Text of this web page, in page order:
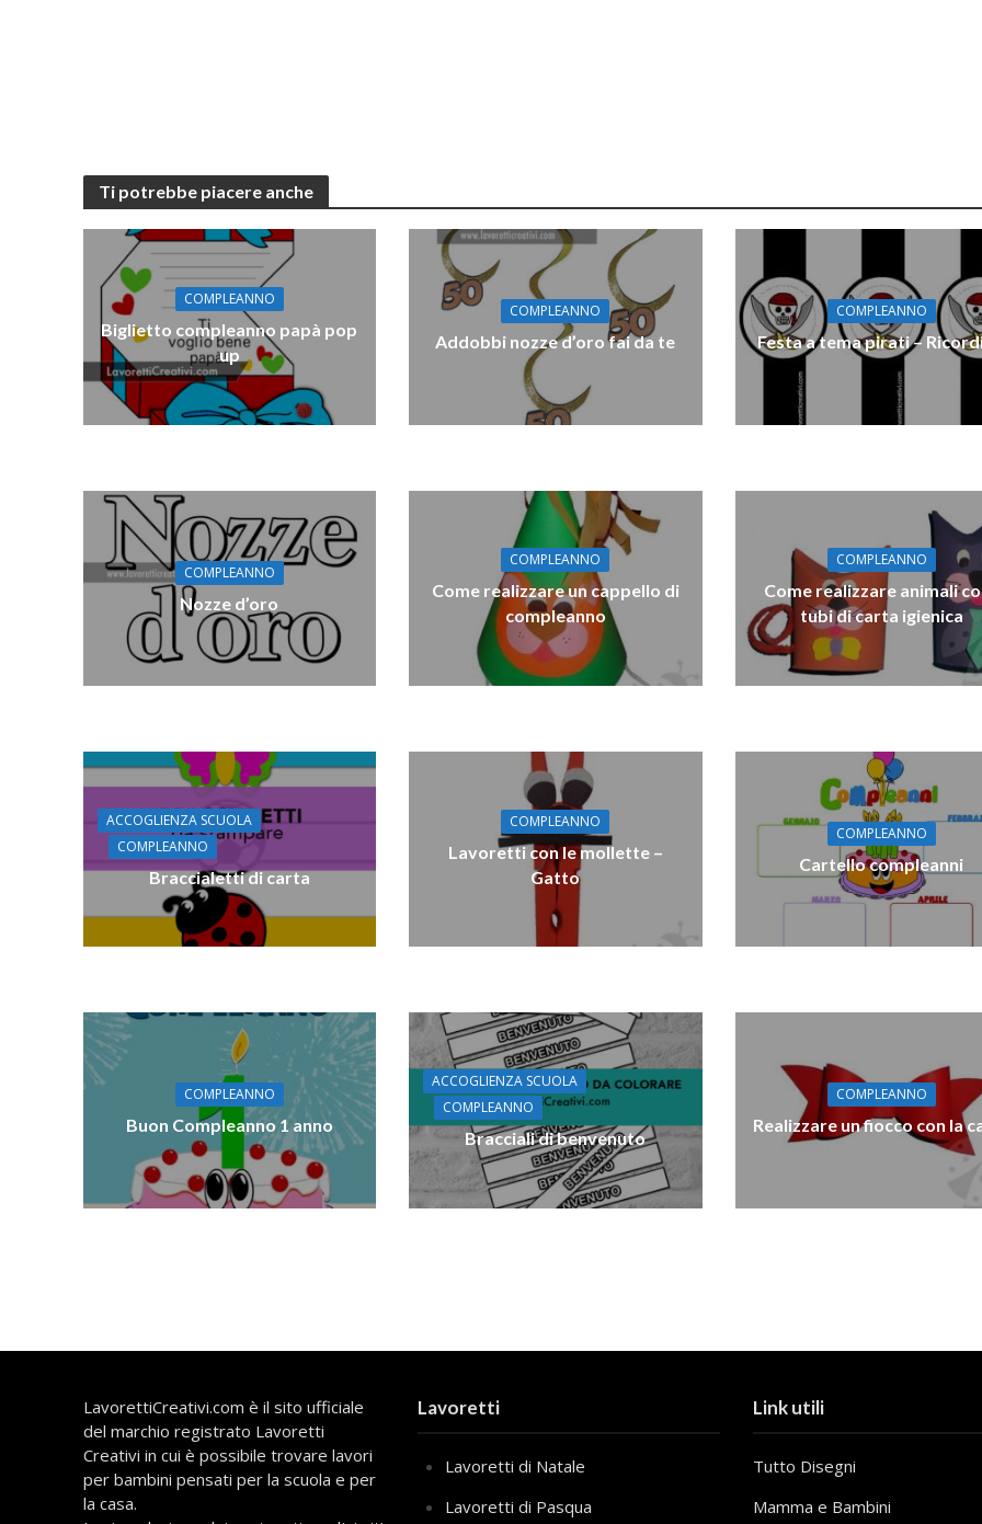
Ti potrebbe piacere anche
COMPLEANNO
Biglietto compleanno papà pop
up
COMPLEANNO
Addobbi nozze d’oro fai da te
COMPLEANNO
Festa a tema pirati –
COMPLEANNO
Nozze d’oro
COMPLEANNO
Come realizzare un cappello di
compleanno
COMPLEANNO
Come realizzare animali
tubi di carta igienica
ACCOGLIENZA SCUOLA
COMPLEANNO
Braccialetti di carta
COMPLEANNO
Lavoretti con le mollette –
Gatto
COMPLEANNO
Cartello compleanni
COMPLEANNO
Buon Compleanno 1 anno
ACCOGLIENZA SCUOLA
COMPLEANNO
Bracciali di benvenuto
COMPLEANNO
Realizzare un fiocco con la
LavorettiCreativi.com è il sito ufficiale
del marchio registrato Lavoretti
Creativi in cui è possibile trovare lavori
per bambini pensati per la scuola e per
la casa.
Lavoretti
Lavoretti di Natale
Lavoretti di Pasqua
Link utili
Tutto Disegni
Mamma e Bambini